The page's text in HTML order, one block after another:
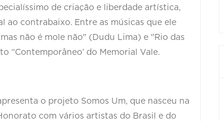
de criação e liberdade artística,
ao contrabaixo. Entre as músicas que ele
não é mole não" (Dudu Lima) e "Rio das
“Contemporâneo’ do Memorial Vale.
o projeto Somos Um, que nasceu na
com vários artistas do Brasil e do